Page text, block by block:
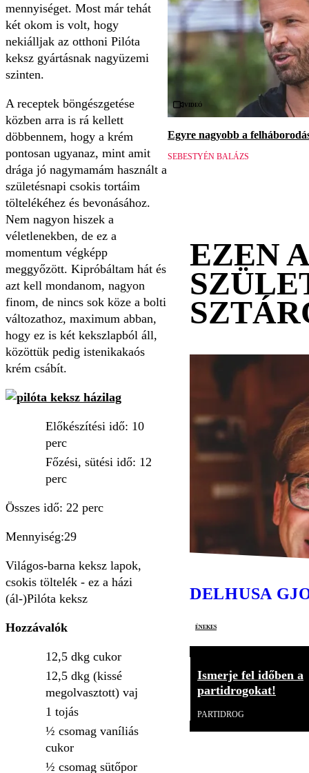
mennyiséget. Most már tehát
két okom is volt, hogy
nekiálljak az otthoni Pilóta
keksz gyártásnak nagyüzemi
szinten.
A receptek böngészgetése
közben arra is rá kellett
döbbennem, hogy a krém
pontosan ugyanaz, mint amit
drága jó nagymamám használt a
születésnapi csokis tortáim
töltelékéhez és bevonásához.
Nem nagyon hiszek a
véletlenekben, de ez a
momentum végképp
meggyőzött. Kipróbáltam hát és
azt kell mondanom, nagyon
finom, de nincs sok köze a bolti
változathoz, maximum abban,
hogy ez is két kekszlapból áll,
közöttük pedig istenikakaós
krém csábít.
Előkészítési idő: 10
perc
Főzési, sütési idő: 12
perc
Összes idő: 22 perc
Mennyiség:29
Világos-barna keksz lapok,
csokis töltelék - ez a házi
(ál-)Pilóta keksz
Hozzávalók
12,5 dkg cukor
12,5 dkg (kissé
megolvasztott) vaj
1 tojás
½ csomag vaníliás
cukor
½ csomag sütőpor
Videó
Egyre nagyobb a
SEBESTYÉN BALÁZS
EZEN
DELHUSA
énekes
Ismerje fel időben a
partidrogokat!
PARTIDROG